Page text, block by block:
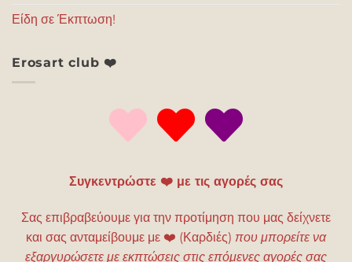
Είδη σε Έκπτωση!
Erosart club ❤️
Συγκεντρώστε ❤️ με τις αγορές σας
Σας επιβραβεύουμε για την προτίμηση που μας δείχνετε
και σας ανταμείβουμε με ❤️ (Καρδιές) που μπορείτε να
εξαργυρώσετε με εκπτώσεις στις επόμενες αγορές σας